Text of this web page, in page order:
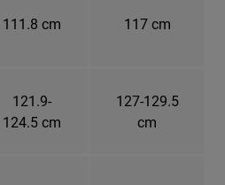
111.8 cm 117 cm
121.9-
124.5 cm
127-129.5
cm